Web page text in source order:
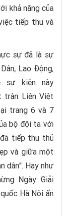
khả năng của
tiếp thu và
sự đã là sự
Lao Động,
sự kiện này
trận Liên Việt
trang 6 và 7
bộ đội ta với
đã tiếp thu thủ
và giữa một
dân”. Hay như
Ngày Giải
Hà Nội ấn